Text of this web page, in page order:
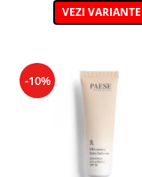
VEZI VARIANTE
-10%